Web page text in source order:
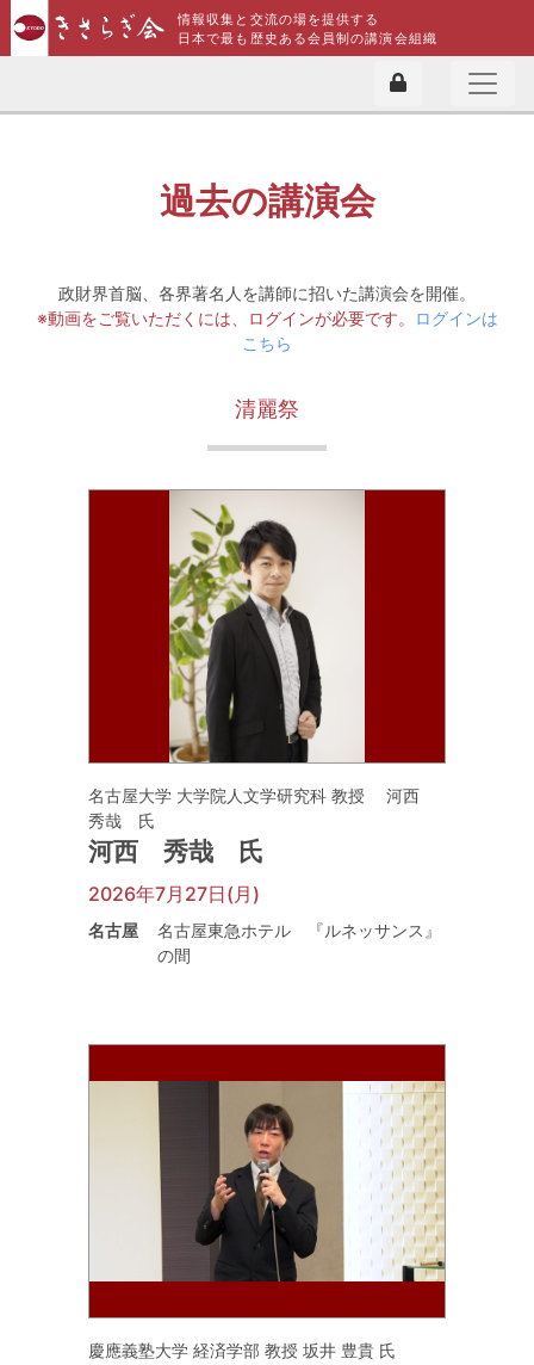
情報収集と交流の場を提供する
日本で最も歴史ある会員制の講演会組織
過去の講演会
政財界首脳、各界著名人を講師に招いた講演会を開催。
※動画をご覧いただくには、ログインが必要です。
ログインは
こちら
清麗祭
名古屋大学 大学院人文学研究科 教授 河西
秀哉 氏
河西 秀哉 氏
2026年7月27日(月)
名古屋
名古屋東急ホテル 『ルネッサンス』
の間
慶應義塾大学 経済学部 教授 坂井 豊貴 氏